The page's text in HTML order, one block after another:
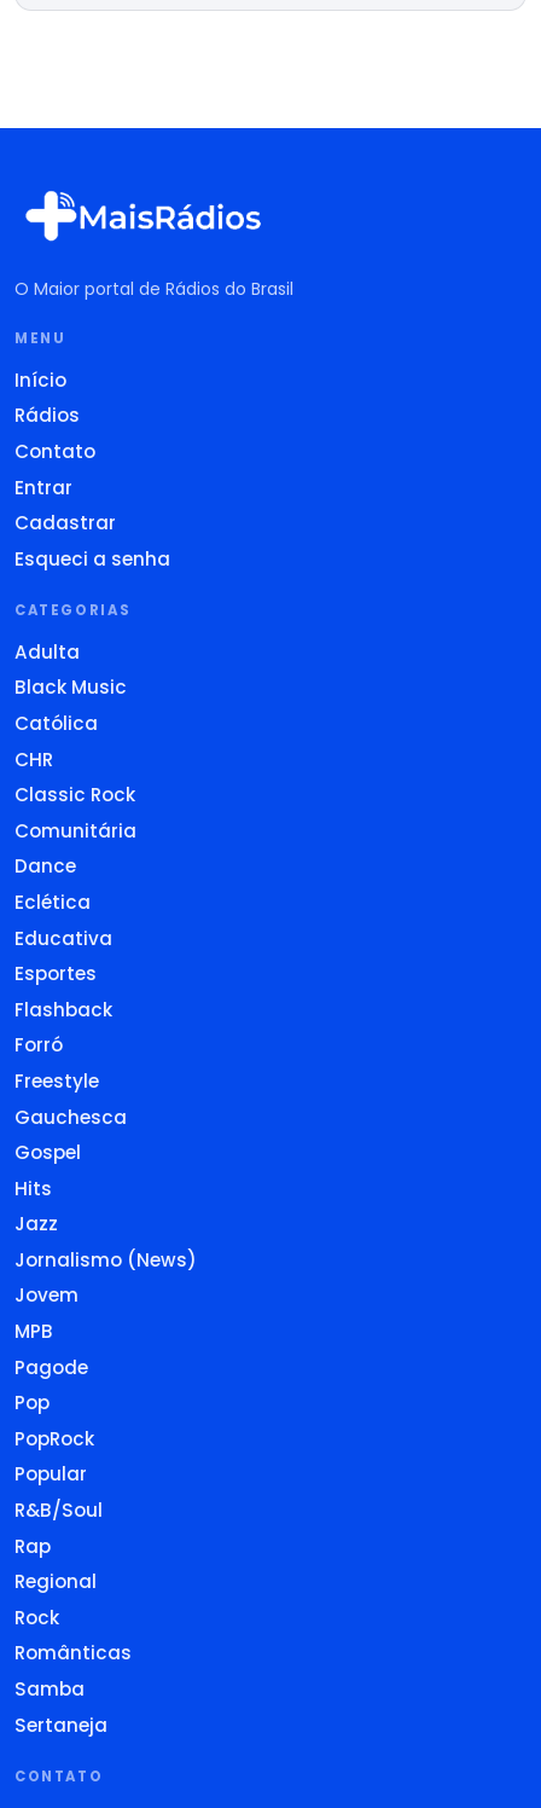
O Maior portal de Rádios do Brasil
MENU
Início
Rádios
Contato
Entrar
Cadastrar
Esqueci a senha
CATEGORIAS
Adulta
Black Music
Católica
CHR
Classic Rock
Comunitária
Dance
Eclética
Educativa
Esportes
Flashback
Forró
Freestyle
Gauchesca
Gospel
Hits
Jazz
Jornalismo (News)
Jovem
MPB
Pagode
Pop
PopRock
Popular
R&B/Soul
Rap
Regional
Rock
Românticas
Samba
Sertaneja
CONTATO